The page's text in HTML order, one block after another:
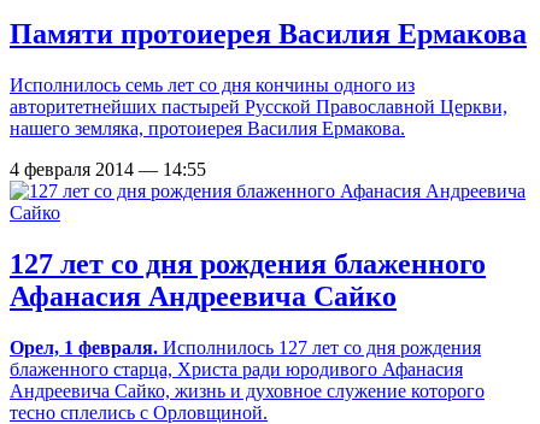
Памяти протоиерея Василия Ермакова
Исполнилось семь лет со дня кончины одного из
авторитетнейших пастырей Русской Православной Церкви,
нашего земляка, протоиерея Василия Ермакова.
4 февраля 2014 — 14:55
127 лет со дня рождения блаженного
Афанасия Андреевича Сайко
Орел, 1 февраля. Исполнилось 127 лет со дня рождения
блаженного старца, Христа ради юродивого Афанасия
Андреевича Сайко, жизнь и духовное служение которого
тесно сплелись с Орловщиной.